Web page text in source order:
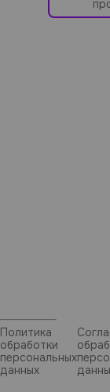
Политика
обработки
персональных
данных